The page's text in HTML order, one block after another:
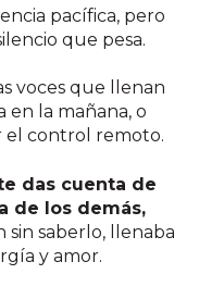
pacífica, pero
que pesa.
voces que llenan
en la mañana, o
el control remoto.
das cuenta de
de los demás,
sin saberlo, llenaba
y amor.